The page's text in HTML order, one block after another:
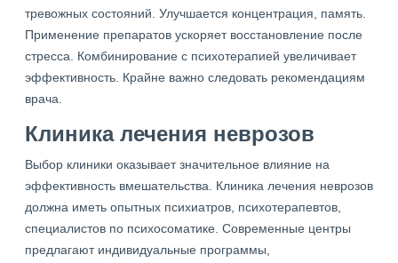
тревожных состояний. Улучшается концентрация, память.
Применение препаратов ускоряет восстановление после
стресса. Комбинирование с психотерапией увеличивает
эффективность. Крайне важно следовать рекомендациям
врача.
Клиника лечения неврозов
Выбор клиники оказывает значительное влияние на
эффективность вмешательства. Клиника лечения неврозов
должна иметь опытных психиатров, психотерапевтов,
специалистов по психосоматике. Современные центры
предлагают индивидуальные программы,